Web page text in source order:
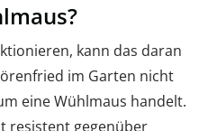
kann das daran
im Garten nicht
eine Wühlmaus handelt.
resistent gegenüber